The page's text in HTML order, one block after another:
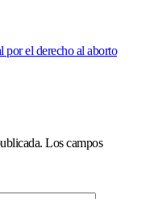
por el derecho al aborto
Los campos